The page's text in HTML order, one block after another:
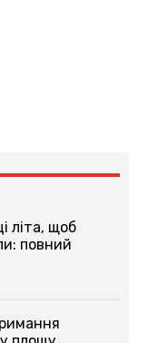
літа, щоб
повний